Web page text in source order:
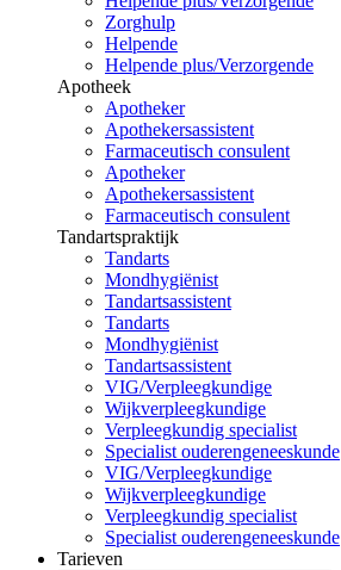
Zorghulp
Helpende
Helpende plus/Verzorgende
Apotheek
Apotheker
Apothekersassistent
Farmaceutisch consulent
Apotheker
Apothekersassistent
Farmaceutisch consulent
Tandartspraktijk
Tandarts
Mondhygiënist
Tandartsassistent
Tandarts
Mondhygiënist
Tandartsassistent
VIG/Verpleegkundige
Wijkverpleegkundige
Verpleegkundig specialist
Specialist ouderengeneeskunde
VIG/Verpleegkundige
Wijkverpleegkundige
Verpleegkundig specialist
Specialist ouderengeneeskunde
Tarieven